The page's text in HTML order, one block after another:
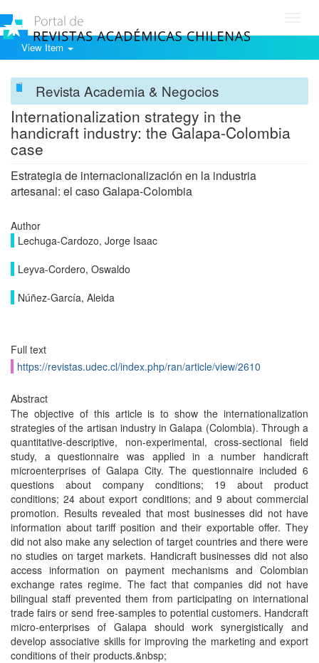
View Item
Revista Academia & Negocios
Internationalization strategy in the
handicraft industry: the Galapa-Colombia
case
Estrategia de internacionalización en la industria
artesanal: el caso Galapa-Colombia
Author
Lechuga-Cardozo, Jorge Isaac
Leyva-Cordero, Oswaldo
Núñez-García, Aleida
Full text
https://revistas.udec.cl/index.php/ran/article/view/2610
Abstract
The objective of this article is to show the internationalization
strategies of the artisan industry in Galapa (Colombia). Through a
quantitative-descriptive, non-experimental, cross-sectional field
study, a questionnaire was applied in a number handicraft
microenterprises of Galapa City. The questionnaire included 6
questions about company conditions; 19 about product
conditions; 24 about export conditions; and 9 about commercial
promotion. Results revealed that most businesses did not have
information about tariff position and their exportable offer. They
did not also make any selection of target countries and there were
no studies on target markets. Handicraft businesses did not also
access information on payment mechanisms and Colombian
exchange rates regime. The fact that companies did not have
bilingual staff prevented them from participating on international
trade fairs or send free-samples to potential customers. Handcraft
micro-enterprises of Galapa should work synergistically and
develop associative skills for improving the marketing and export
conditions of their products.&nbsp;